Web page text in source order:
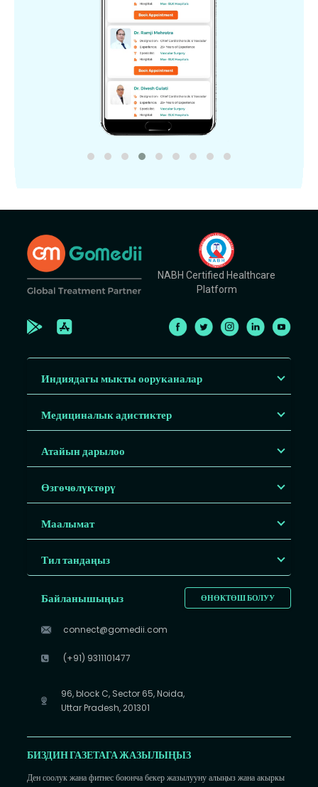
NABH Certified Healthcare
Platform
Индиядагы мыкты ооруканалар
Медициналык адистиктер
Атайын дарылоо
Өзгөчөлүктөрү
Маалымат
Тил тандаңыз
ӨНӨКТӨШ БОЛУУ
Байланышыңыз
connect@gomedii.com
(+91) 9311101477
96, block C, Sector 65, Noida,
Uttar Pradesh, 201301
БИЗДИН ГАЗЕТАГА ЖАЗЫЛЫҢЫЗ
Ден соолук жана фитнес боюнча бекер жазылууну алыңыз жана акыркы